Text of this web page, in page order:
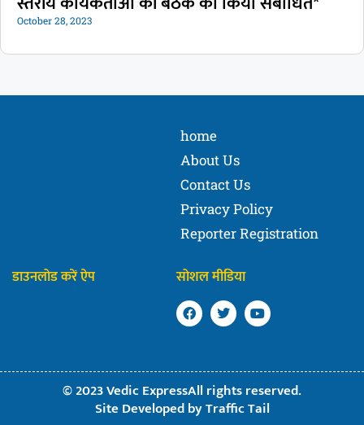
October 28, 2023
home
About Us
Contact Us
Privacy Policy
Reporter Registration
डाउनलोड करें ऐप सोशल मीडिया
© 2023 Vedic ExpressAll rights reserved.
Site Developed byTraffic Tail